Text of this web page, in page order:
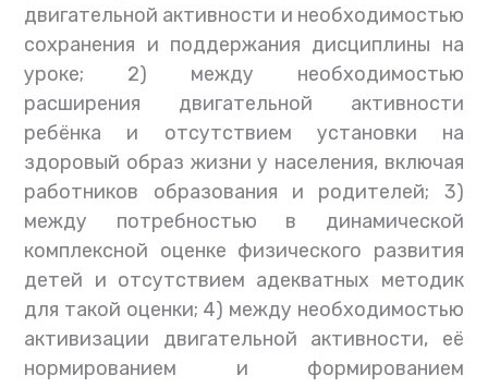
двигательной активности и необходимостью
сохранения и поддержания дисциплины на
уроке; 2) между необходимостью
расширения двигательной активности
ребёнка и отсутствием установки на
здоровый образ жизни у населения, включая
работников образования и родителей; 3)
между потребностью в динамической
комплексной оценке физического развития
детей и отсутствием адекватных методик
для такой оценки; 4) между необходимостью
активизации двигательной активности, её
нормированием и формированием